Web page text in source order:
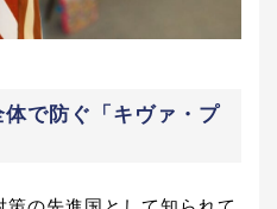
で防ぐ「キヴァ・プ